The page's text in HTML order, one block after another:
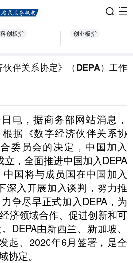
科创板指 创业板指
伴关系协定》（DEPA）工作
电，据商务部网站消息，
据《数字经济伙伴关系协
委员会的决定，中国加入
立，全面推进中国加入DEPA
国将与成员国在中国加入
深入开展加入谈判，努力推
争尽早正式加入DEPA，为
济领域合作、促进创新和可
DEPA由新西兰、新加坡、
起、2020年6月签署，是全
协定。